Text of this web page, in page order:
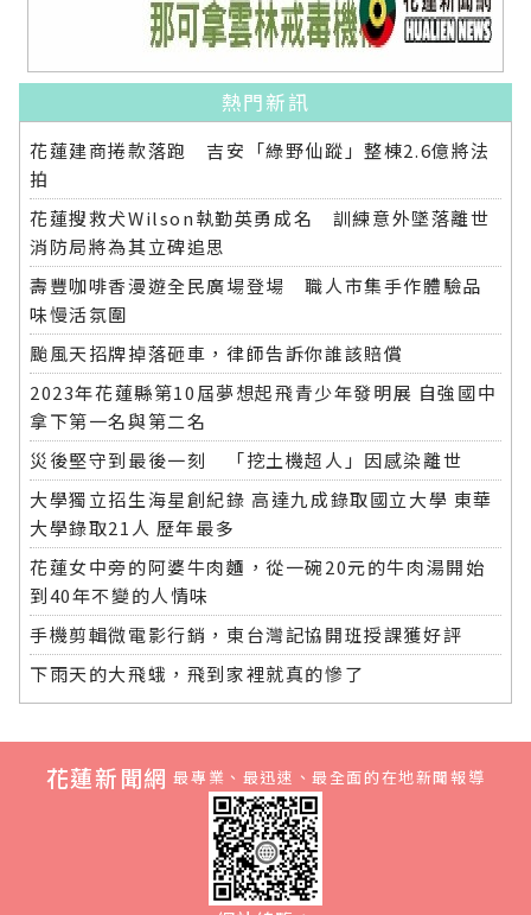
熱門新訊
花蓮建商捲款落跑 吉安「綠野仙蹤」整棟2.6億將法
拍
花蓮搜救犬Wilson執勤英勇成名 訓練意外墜落離世
消防局將為其立碑追思
壽豐咖啡香漫遊全民廣場登場 職人市集手作體驗品
味慢活氛圍
颱風天招牌掉落砸車，律師告訴你誰該賠償
2023年花蓮縣第10屆夢想起飛青少年發明展 自強國中
拿下第一名與第二名
災後堅守到最後一刻 「挖土機超人」因感染離世
大學獨立招生海星創紀錄 高達九成錄取國立大學 東華
大學錄取21人 歷年最多
花蓮女中旁的阿婆牛肉麵，從一碗20元的牛肉湯開始
到40年不變的人情味
手機剪輯微電影行銷，東台灣記協開班授課獲好評
下雨天的大飛蛾，飛到家裡就真的慘了
花蓮新聞網 最專業、最迅速、最全面的在地新聞報導